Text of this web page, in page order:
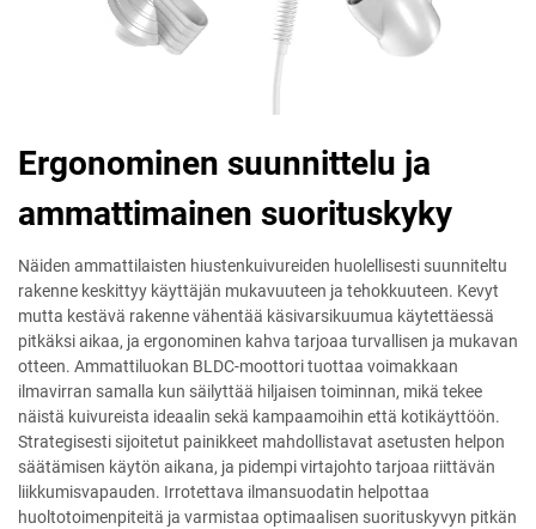
Ergonominen suunnittelu ja
ammattimainen suorituskyky
Näiden ammattilaisten hiustenkuivureiden huolellisesti suunniteltu
rakenne keskittyy käyttäjän mukavuuteen ja tehokkuuteen. Kevyt
mutta kestävä rakenne vähentää käsivarsikuumua käytettäessä
pitkäksi aikaa, ja ergonominen kahva tarjoaa turvallisen ja mukavan
otteen. Ammattiluokan BLDC-moottori tuottaa voimakkaan
ilmavirran samalla kun säilyttää hiljaisen toiminnan, mikä tekee
näistä kuivureista ideaalin sekä kampaamoihin että kotikäyttöön.
Strategisesti sijoitetut painikkeet mahdollistavat asetusten helpon
säätämisen käytön aikana, ja pidempi virtajohto tarjoaa riittävän
liikkumisvapauden. Irrotettava ilmansuodatin helpottaa
huoltotoimenpiteitä ja varmistaa optimaalisen suorituskyvyn pitkän